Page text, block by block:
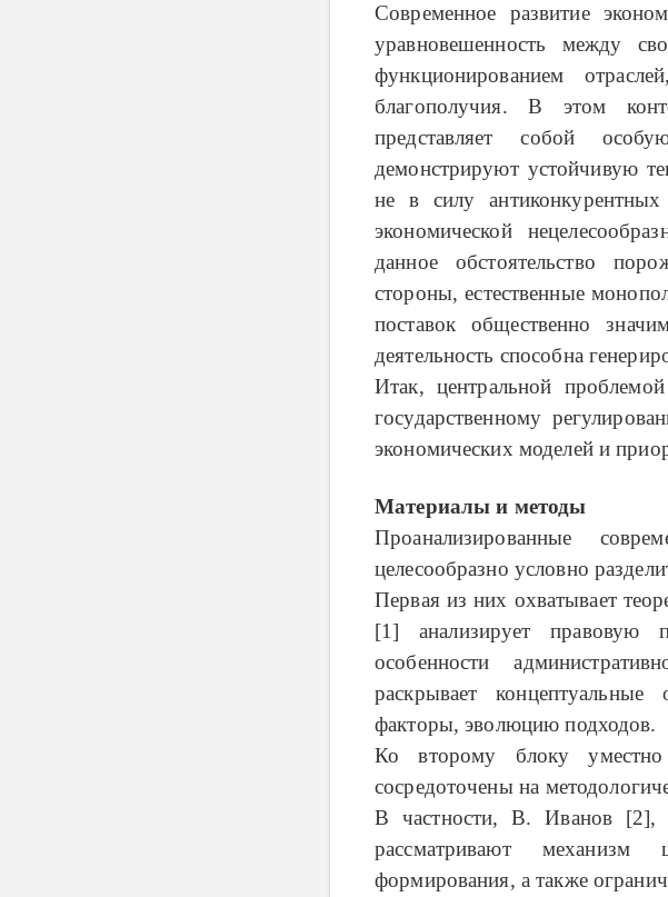
Современное развитие
уравновешенность между
функционированием
благополучия. В этом
представляет собой
демонстрируют устойчивую
не в силу
экономической
данное обстоятельство
стороны, естественные
поставок общественно
деятельность способна
Итак, центральной
государственному
экономических моделей и
Материалы и методы
Проанализированные
целесообразно условно
Первая из них охватывает
[1] анализирует правовую
особенности
раскрывает
факторы, эволюцию подходов.
Ко второму блоку
сосредоточены на
В частности, В. Иванов
рассматривают механизм
формирования, а также